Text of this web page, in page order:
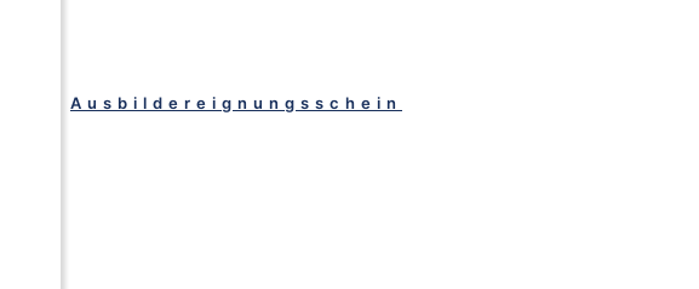
Ausbildereignungsschein